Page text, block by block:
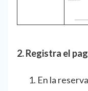
2. Registra el
En la